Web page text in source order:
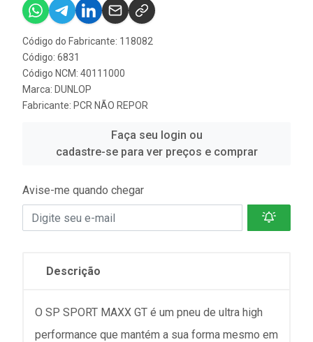
Código do Fabricante: 118082
Código: 6831
Código NCM: 40111000
Marca: DUNLOP
Fabricante: PCR NÃO REPOR
Faça seu login ou
cadastre-se para ver preços e comprar
Avise-me quando chegar
Descrição
O SP SPORT MAXX GT é um pneu de ultra high
performance que mantém a sua forma mesmo em